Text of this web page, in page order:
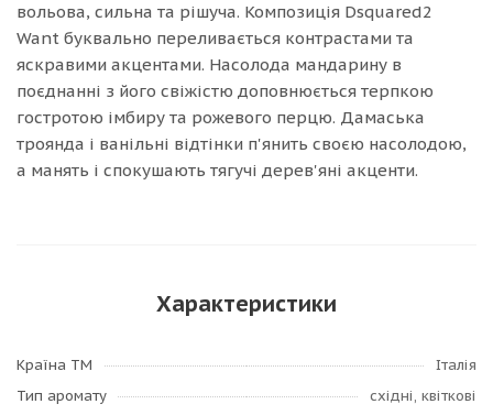
вольова, сильна та рішуча. Композиція Dsquared2
Want буквально переливається контрастами та
яскравими акцентами. Насолода мандарину в
поєднанні з його свіжістю доповнюється терпкою
гостротою імбиру та рожевого перцю. Дамаська
троянда і ванільні відтінки п'янить своєю насолодою,
а манять і спокушають тягучі дерев'яні акценти.
Характеристики
Країна ТМ
Італія
Тип аромату
східні, квіткові